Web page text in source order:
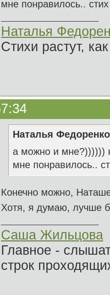
мне понравилось..
Наталья
Стихи растут,
Наталья
а можно и мне?))))))
мне понравилось..
Конечно можно,
Хотя, я думаю, лучше
Саша Жильцова
Главное -
строк